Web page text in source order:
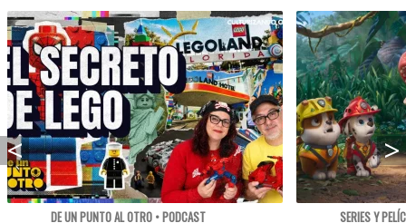
DE UN PUNTO AL OTRO • PODCAST SERIES Y